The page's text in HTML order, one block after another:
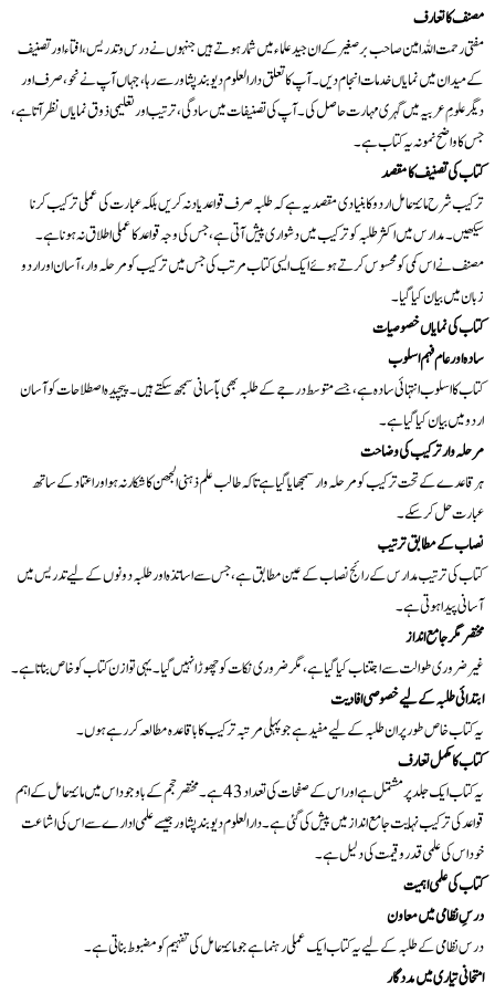
مصنف کا تعارف
مفتی رحمت اللہ امین صاحب برصغیر کے ان جید علماء میں شمار ہوتے ہیں جنہوں نے درس و تدریس، افتاء اور تصنیف
کے میدان میں نمایاں خدمات انجام دیں۔ آپ کا تعلق دارالعلوم دیوبند پشاور سے رہا، جہاں آپ نے نحو، صرف اور
دیگر علومِ عربیہ میں گہری مہارت حاصل کی۔ آپ کی تصنیفات میں سادگی، ترتیب اور تعلیمی ذوق نمایاں نظر آتا ہے،
جس کا واضح نمونہ یہ کتاب ہے۔
کتاب کی تصنیف کا مقصد
ترکیب شرح مائۃ عامل اردو کا بنیادی مقصد یہ ہے کہ طلبہ صرف قواعد یاد نہ کریں بلکہ عبارت کی عملی ترکیب کرنا
سیکھیں۔ مدارس میں اکثر طلبہ کو ترکیب میں دشواری پیش آتی ہے، جس کی وجہ قواعد کا عملی اطلاق نہ ہونا ہے۔
مصنف نے اس کمی کو محسوس کرتے ہوئے ایک ایسی کتاب مرتب کی جس میں ترکیب کو مرحلہ وار، آسان اور اردو
زبان میں بیان کیا گیا۔
کتاب کی نمایاں خصوصیات
سادہ اور عام فہم اسلوب
کتاب کا اسلوب انتہائی سادہ ہے، جسے متوسط درجے کے طلبہ بھی بآسانی سمجھ سکتے ہیں۔ پیچیدہ اصطلاحات کو آسان
اردو میں بیان کیا گیا ہے۔
مرحلہ وار ترکیب کی وضاحت
ہر قاعدے کے تحت ترکیب کو مرحلہ وار سمجھایا گیا ہے تاکہ طالب علم ذہنی الجھن کا شکار نہ ہو اور اعتماد کے ساتھ
عبارت حل کر سکے۔
نصاب کے مطابق ترتیب
کتاب کی ترتیب مدارس کے رائج نصاب کے عین مطابق ہے، جس سے اساتذہ اور طلبہ دونوں کے لیے تدریس میں
آسانی پیدا ہوتی ہے۔
مختصر مگر جامع انداز
غیر ضروری طوالت سے اجتناب کیا گیا ہے، مگر ضروری نکات کو چھوڑا نہیں گیا۔ یہی توازن کتاب کو خاص بناتا ہے۔
ابتدائی طلبہ کے لیے خصوصی افادیت
یہ کتاب خاص طور پر ان طلبہ کے لیے مفید ہے جو پہلی مرتبہ ترکیب کا باقاعدہ مطالعہ کر رہے ہوں۔
کتاب کا مکمل تعارف
یہ کتاب ایک جلد پر مشتمل ہے اور اس کے صفحات کی تعداد 43 ہے۔ مختصر حجم کے باوجود اس میں مائۃ عامل کے اہم
قواعد کی ترکیب نہایت جامع انداز میں پیش کی گئی ہے۔ دارالعلوم دیوبند پشاور جیسے علمی ادارے سے اس کی اشاعت
خود اس کی علمی قدر و قیمت کی دلیل ہے۔
کتاب کی علمی اہمیت
درسِ نظامی میں معاون
درس نظامی کے طلبہ کے لیے یہ کتاب ایک عملی رہنما ہے جو مائۃ عامل کی تفہیم کو مضبوط بناتی ہے۔
امتحانی تیاری میں مددگار